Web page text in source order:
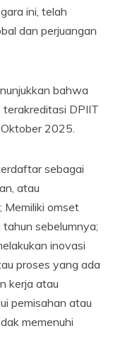
ini, telah
dan perjuangan
bahwa
DPIIT
2025.
sebagai
atau
omset
sebelumnya;
inovasi
proses yang ada
kerja atau
pemisahan atau
memenuhi